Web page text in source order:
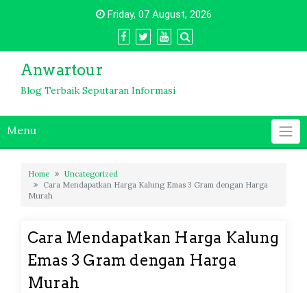
Friday, 07 August, 2026
Anwartour
Blog Terbaik Seputaran Informasi
Menu
Home
Uncategorized
Cara Mendapatkan Harga Kalung Emas 3 Gram dengan Harga
Murah
Cara Mendapatkan Harga Kalung
Emas 3 Gram dengan Harga
Murah